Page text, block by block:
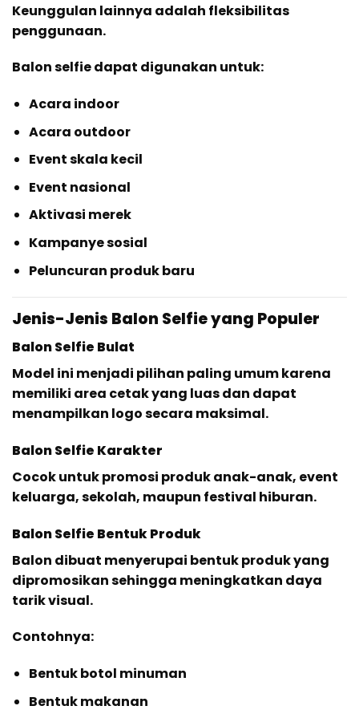
Keunggulan lainnya adalah fleksibilitas
penggunaan.
Balon selfie dapat digunakan untuk:
Acara indoor
Acara outdoor
Event skala kecil
Event nasional
Aktivasi merek
Kampanye sosial
Peluncuran produk baru
Jenis-Jenis Balon Selfie yang Populer
Balon Selfie Bulat
Model ini menjadi pilihan paling umum karena
memiliki area cetak yang luas dan dapat
menampilkan logo secara maksimal.
Balon Selfie Karakter
Cocok untuk promosi produk anak-anak, event
keluarga, sekolah, maupun festival hiburan.
Balon Selfie Bentuk Produk
Balon dibuat menyerupai bentuk produk yang
dipromosikan sehingga meningkatkan daya
tarik visual.
Contohnya:
Bentuk botol minuman
Bentuk makanan